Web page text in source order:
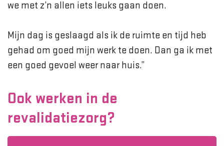
we met z’n allen iets leuks gaan doen.
Mijn dag is geslaagd als ik de ruimte en tijd heb
gehad om goed mijn werk te doen. Dan ga ik met
een goed gevoel weer naar huis.”
Ook werken in de
revalidatiezorg?